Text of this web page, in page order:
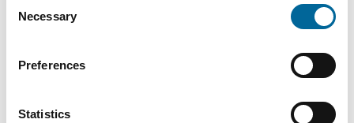
Selection
Necessary
Preferences
Statistics
241 AL7